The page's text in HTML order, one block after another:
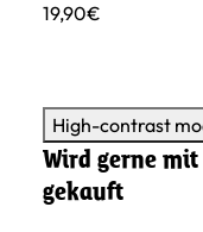
19,90€
High-contrast
Wird gerne
gekauft